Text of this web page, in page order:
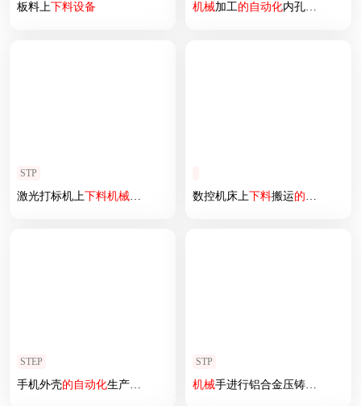
板料上下料设备 机械加工的自动化内孔磨床
STP
激光打标机上下料机械手 数控机床上下料搬运的
STEP
手机外壳的自动化生产加工
STP
机械手进行铝合金压铸自动化